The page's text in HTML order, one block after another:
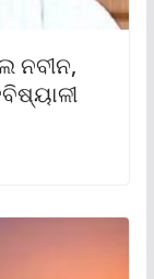
ନବୀନ,